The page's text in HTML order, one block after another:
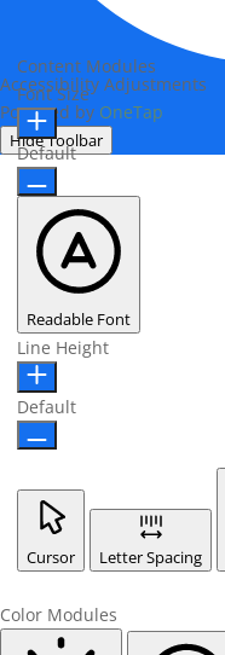
Accessibility Adjustments
Powered by OneTap
Hide Toolbar
Content Modules
Font Size
Default
Readable Font
Line Height
Default
Cursor Letter Spacing
Color Modules